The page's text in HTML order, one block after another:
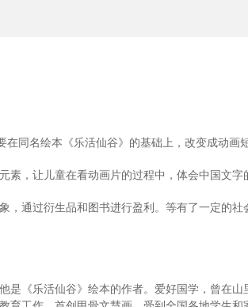
在同名绘本《乐活仙谷》的基础上，改变成动画
素，让儿童在看动画片的过程中，体会中国文字
，通过衍生品和图书进行盈利。等有了一定的
是《乐活仙谷》绘本的作者。爱好国学，曾在